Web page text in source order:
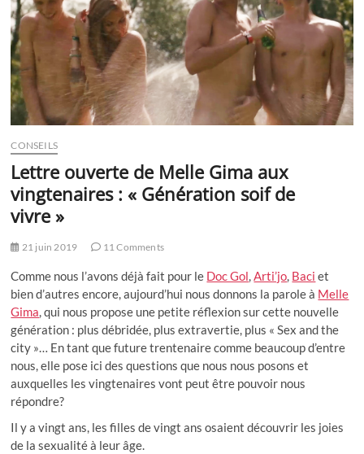
CONSEILS
Lettre ouverte de Melle Gima aux
vingtenaires : « Génération soif de
vivre »
21 juin 2019 11 Comments
Comme nous l’avons déjà fait pour le Doc Gol Arti’jo Baci et
bien d’autres encore, aujourd’hui nous donnons la parole à Melle
Gima , qui nous propose une petite réflexion sur cette nouvelle
génération : plus débridée, plus extravertie, plus « Sex and the
city »… En tant que future trentenaire comme beaucoup d’entre
nous, elle pose ici des questions que nous nous posons et
auxquelles les vingtenaires vont peut être pouvoir nous
répondre?
Il y a vingt ans, les filles de vingt ans osaient découvrir les joies
de la sexualité à leur âge.